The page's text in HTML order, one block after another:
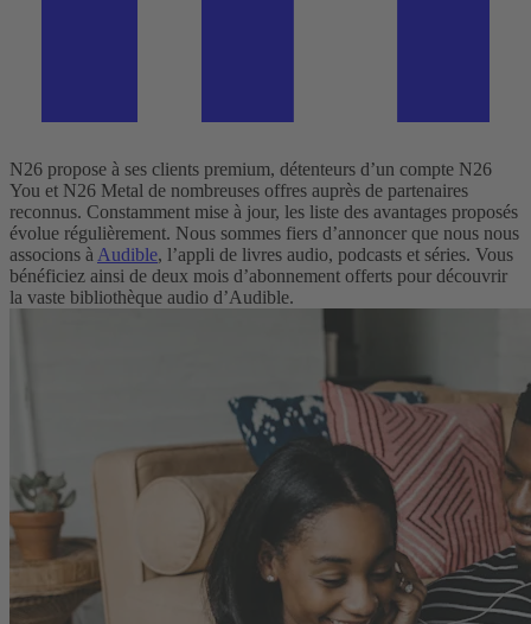
N26 propose à ses clients premium, détenteurs d’un compte N26
You et N26 Metal de nombreuses offres auprès de partenaires
reconnus. Constamment mise à jour, les liste des avantages proposés
évolue régulièrement. Nous sommes fiers d’annoncer que nous nous
associons à Audible, l’appli de livres audio, podcasts et séries. Vous
bénéficiez ainsi de deux mois d’abonnement offerts pour découvrir
la vaste bibliothèque audio d’Audible.